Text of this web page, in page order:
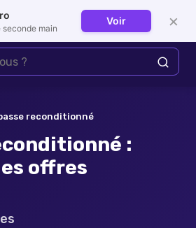
Se connecter
reconditionné
:
offres
s
seconde main
Voir ×